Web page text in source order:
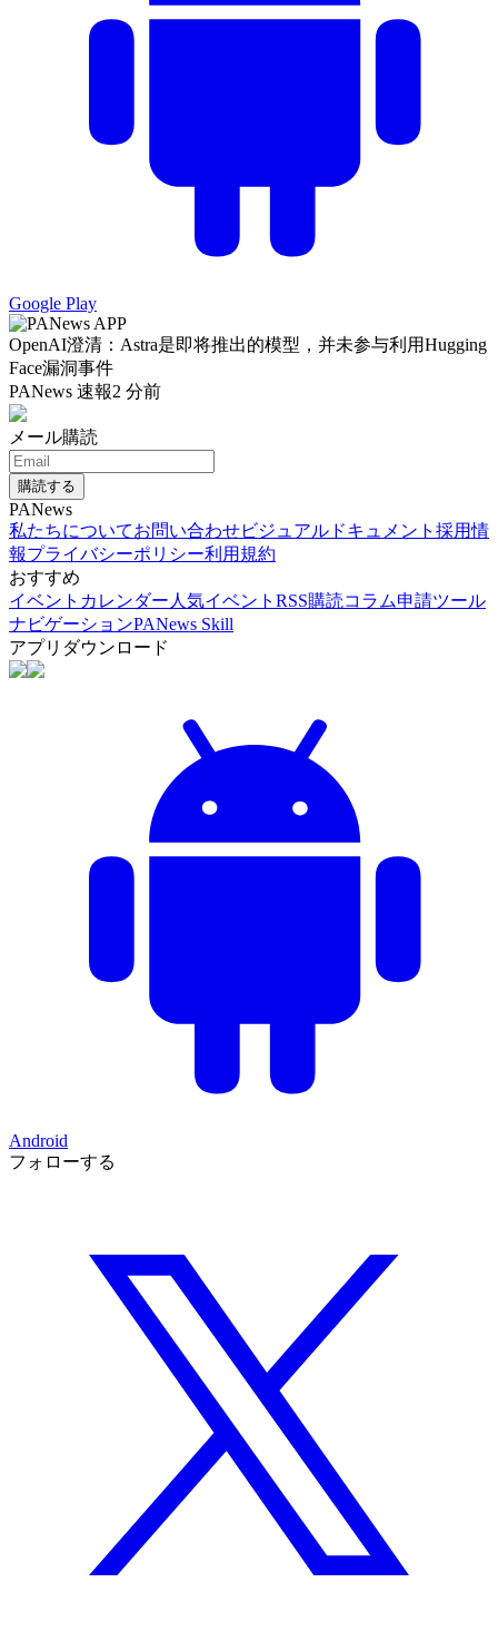
Google Play
OpenAI澄清：Astra是即将推出的模型，并未参与利用Hugging
Face漏洞事件
PANews 速報2 分前
メール購読
購読する
PANews
私たちについてお問い合わせビジュアルドキュメント 採用情
報プライバシーポリシー利用規約
おすすめ
イベントカレンダー 人気イベント RSS購読コラム申請ツール
ナビゲーションPANews Skill
アプリダウンロード
Android
フォローする